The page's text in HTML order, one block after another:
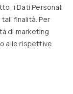
i Dati Personali
finalità. Per
di marketing
alle rispettive